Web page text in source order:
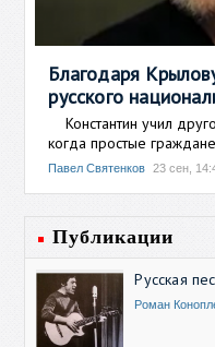
Благодаря
русского
Константин учил
когда простые
Павел Святенков 23 сен,
Публикации
Русская
Роман